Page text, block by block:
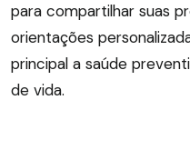
para compartilhar suas
orientações
principal a saúde
de vida.